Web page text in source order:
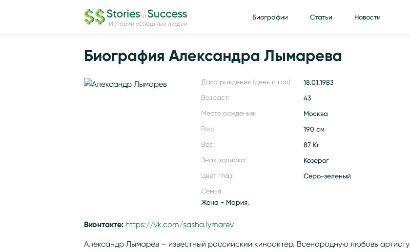
Истории успешных людей
Биографии Статьи Новости
Биография Александра Лымарева
Дата рождения (день и год): 18.01.1983
Возраст: 43
Место рождения: Москва
Рост: 190 см
Вес: 87 Кг
Знак зодиака: Козерог
Цвет глаз: Серо-зеленый
Семья:
Жена - Мария.
Вконтакте: https://vk.com/sasha.lymarev
Александр Лымарев – известный российский киноактер. Всенародную любовь артисту